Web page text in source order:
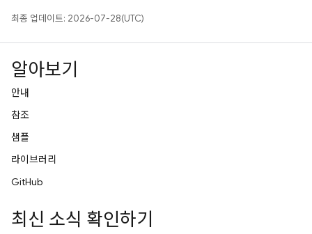
최종 업데이트: 2026-07-28(UTC)
알아보기
안내
참조
샘플
라이브러리
GitHub
최신 소식 확인하기